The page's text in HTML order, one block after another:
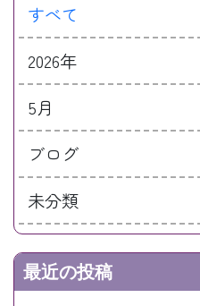
すべて
2026年
5月
ブログ
未分類
最近の投稿